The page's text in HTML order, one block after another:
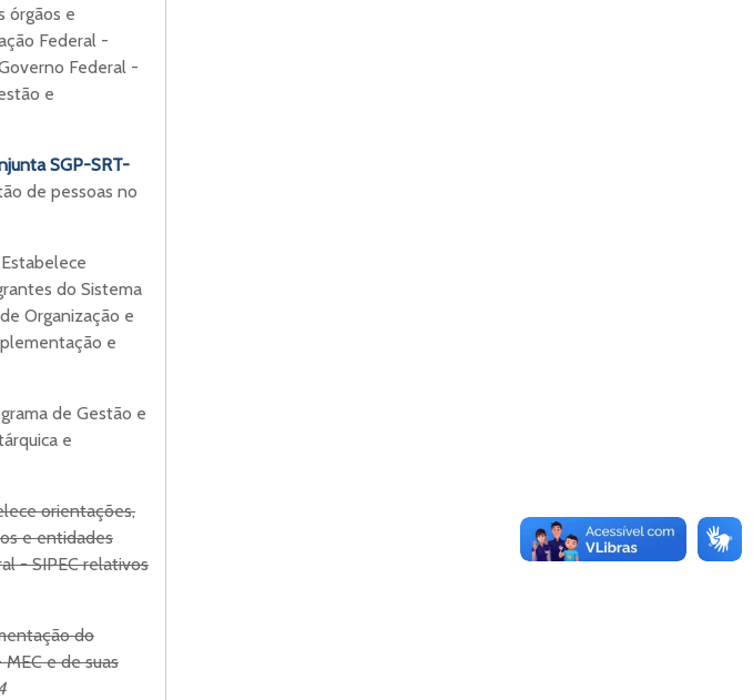
órgãos e
Federal -
Federal -
e
SGP-SRT-
de pessoas no
do Sistema
Organização e
e
de Gestão e
e
orientações,
e entidades
- SIPEC relativos
do
e de suas